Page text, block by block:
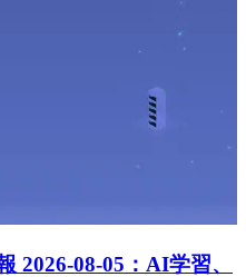
2026-08-05：AI学習、